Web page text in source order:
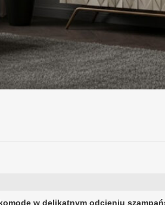
w delikatnym odcieniu